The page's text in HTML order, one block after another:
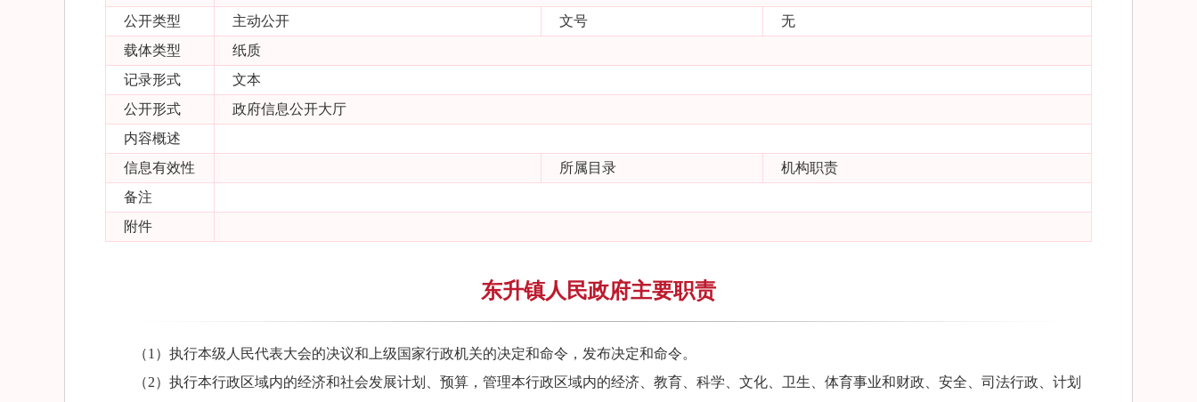
公开类型
主动公开 文号
无
载体类型
纸质
记录形式
文本
公开形式
政府信息公开大厅
内容概述
信息有效性
所属目录
机构职责
备注
附件
东升镇人民政府主要职责
（1）执行本级人民代表大会的决议和上级国家行政机关的决定和命令，发布决定和命令。
（2）执行本行政区域内的经济和社会发展计划、预算，管理本行政区域内的经济、教育、科学、文化、卫生、体育事业和财政、安全、司法行政、计划